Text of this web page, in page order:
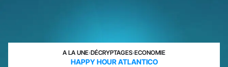
A LA UNE›DÉCRYPTAGES›ECONOMIE
HAPPY HOUR ATLANTICO